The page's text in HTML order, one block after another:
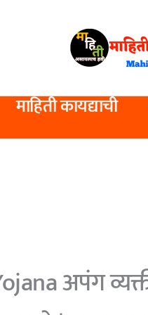
माहिती कायद्याची
अपंग